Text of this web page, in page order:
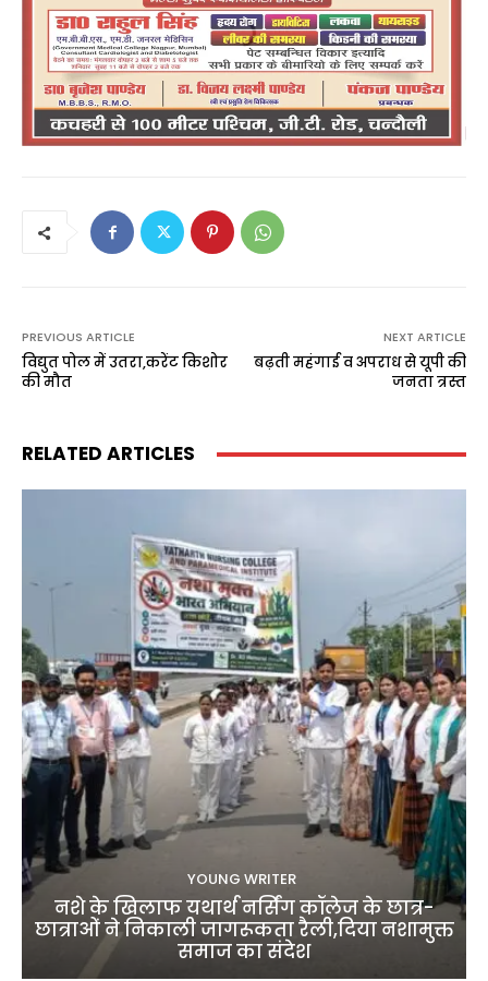
PREVIOUS ARTICLE
विद्युत पोल में उतरा,करेंट किशोर
की मौत
NEXT ARTICLE
बढ़ती महंगाई व अपराध से यूपी की
जनता त्रस्त
RELATED ARTICLES
YOUNG WRITER
नशे के खिलाफ यथार्थ नर्सिंग कॉलेज के छात्र-
छात्राओं ने निकाली जागरूकता रैली,दिया नशामुक्त
समाज का संदेश